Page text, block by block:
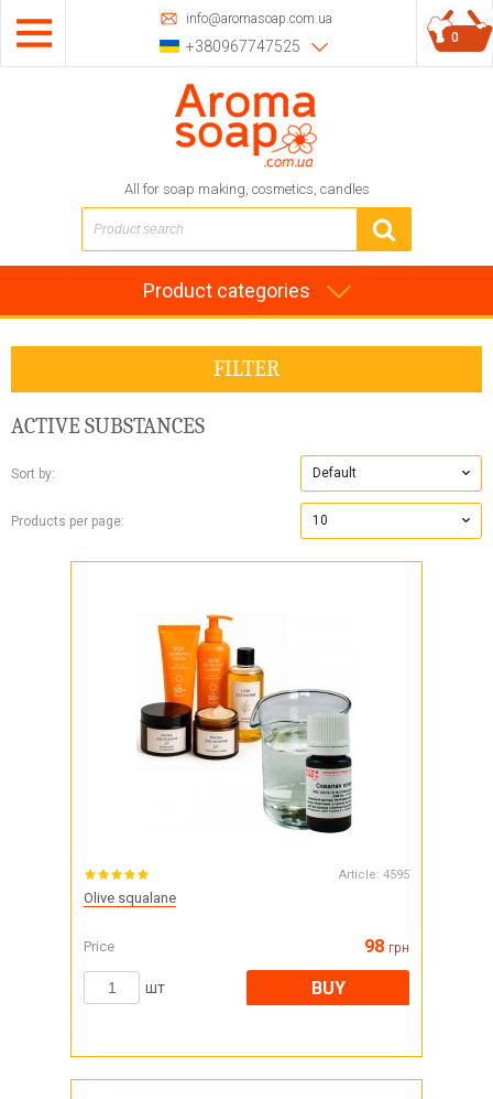
info@aromasoap.com.ua
+380967747525
All for soap making, cosmetics, candles
0
Product categories
FILTER
ACTIVE SUBSTANCES
Sort by: Default
Products per page: 10
Article: 4595
Olive squalane
Price 98 грн
шт BUY